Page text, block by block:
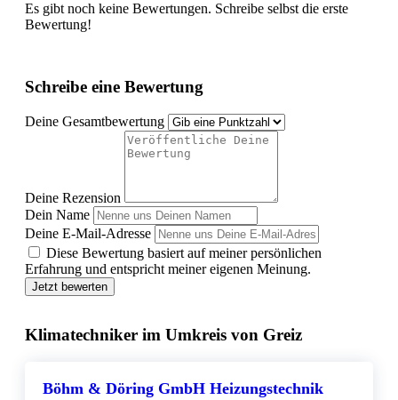
Es gibt noch keine Bewertungen. Schreibe selbst die erste
Bewertung!
Schreibe eine Bewertung
Deine Gesamtbewertung
Deine Rezension
Dein Name
Deine E-Mail-Adresse
Diese Bewertung basiert auf meiner persönlichen
Erfahrung und entspricht meiner eigenen Meinung.
Jetzt bewerten
Klimatechniker im Umkreis von Greiz
Böhm & Döring GmbH Heizungstechnik